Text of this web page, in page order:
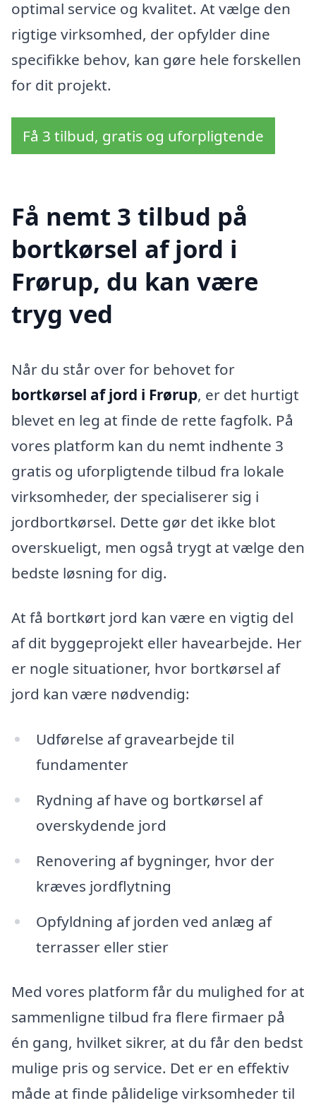
optimal service og kvalitet. At vælge den
rigtige virksomhed, der opfylder dine
specifikke behov, kan gøre hele forskellen
for dit projekt.
Få 3 tilbud, gratis og uforpligtende
Få nemt 3 tilbud på
bortkørsel af jord i
Frørup, du kan være
tryg ved
Når du står over for behovet for
bortkørsel af jord i Frørup, er det hurtigt
blevet en leg at finde de rette fagfolk. På
vores platform kan du nemt indhente 3
gratis og uforpligtende tilbud fra lokale
virksomheder, der specialiserer sig i
jordbortkørsel. Dette gør det ikke blot
overskueligt, men også trygt at vælge den
bedste løsning for dig.
At få bortkørt jord kan være en vigtig del
af dit byggeprojekt eller havearbejde. Her
er nogle situationer, hvor bortkørsel af
jord kan være nødvendig:
Udførelse af gravearbejde til
fundamenter
Rydning af have og bortkørsel af
overskydende jord
Renovering af bygninger, hvor der
kræves jordflytning
Opfyldning af jorden ved anlæg af
terrasser eller stier
Med vores platform får du mulighed for at
sammenligne tilbud fra flere firmaer på
én gang, hvilket sikrer, at du får den bedst
mulige pris og service. Det er en effektiv
måde at finde pålidelige virksomheder til